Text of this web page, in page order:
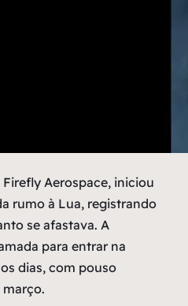
Aerospace, iniciou
rumo à Lua, registrando
se afastava. A
para entrar na
dias, com pouso
março.